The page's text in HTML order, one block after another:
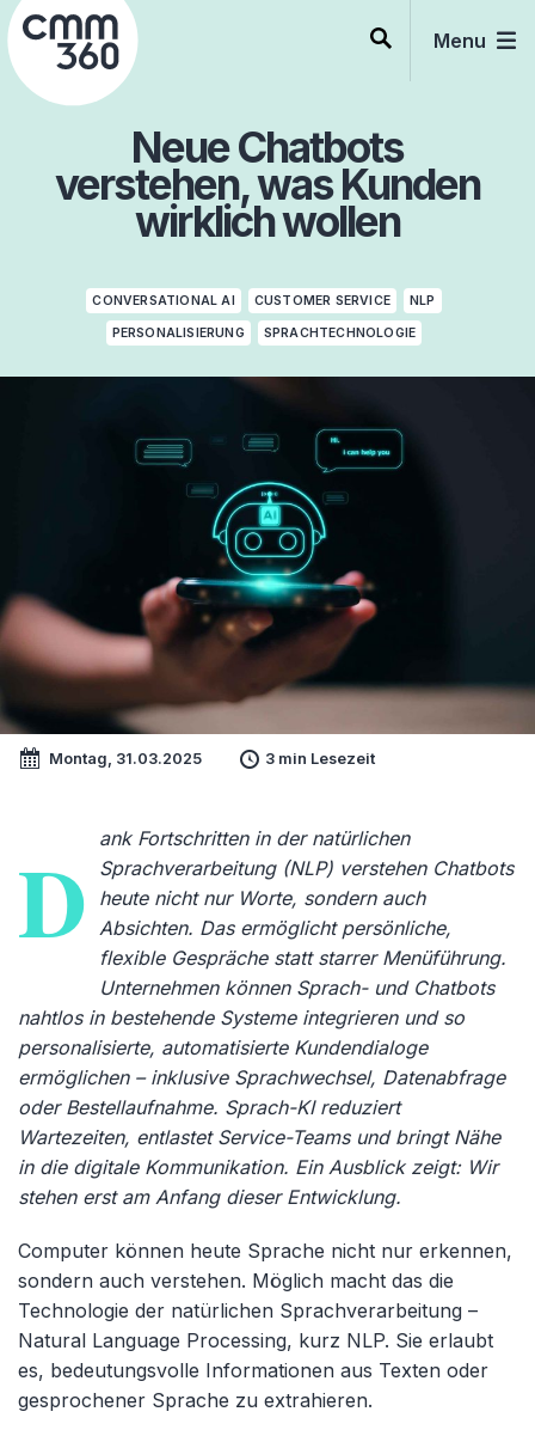
Skip
to
content
Menu
Neue Chatbots
verstehen, was Kunden
wirklich wollen
CONVERSATIONAL AI CUSTOMER SERVICE NLP
PERSONALISIERUNG SPRACHTECHNOLOGIE
Montag, 31.03.2025 3 min Lesezeit
D
ank Fortschritten in der natürlichen
Sprachverarbeitung (NLP) verstehen Chatbots
heute nicht nur Worte, sondern auch
Absichten. Das ermöglicht persönliche,
flexible Gespräche statt starrer Menüführung.
Unternehmen können Sprach- und Chatbots
nahtlos in bestehende Systeme integrieren und so
personalisierte, automatisierte Kundendialoge
ermöglichen – inklusive Sprachwechsel, Datenabfrage
oder Bestellaufnahme. Sprach-KI reduziert
Wartezeiten, entlastet Service-Teams und bringt Nähe
in die digitale Kommunikation. Ein Ausblick zeigt: Wir
stehen erst am Anfang dieser Entwicklung.
Computer können heute Sprache nicht nur erkennen,
sondern auch verstehen. Möglich macht das die
Technologie der natürlichen Sprachverarbeitung –
Natural Language Processing, kurz NLP. Sie erlaubt
es, bedeutungsvolle Informationen aus Texten oder
gesprochener Sprache zu extrahieren.